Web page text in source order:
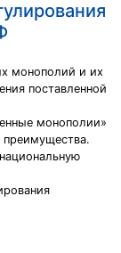
монополий и их
поставленной
монополии»
преимущества.